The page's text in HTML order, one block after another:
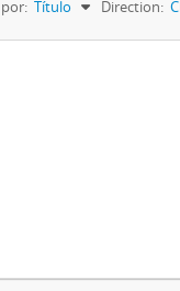
Título Direction: